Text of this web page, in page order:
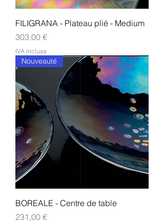
FILIGRANA - Plateau plié - Medium
Prezzo
303,00 €
IVA inclusa
Nouveauté
BOREALE - Centre de table
Prezzo
231,00 €